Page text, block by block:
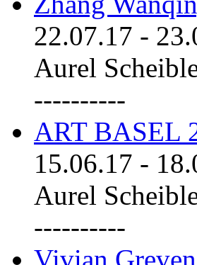
22.07.17 -
Aurel
----------
ART BASEL
15.06.17 -
Aurel
----------
Vivian Greven